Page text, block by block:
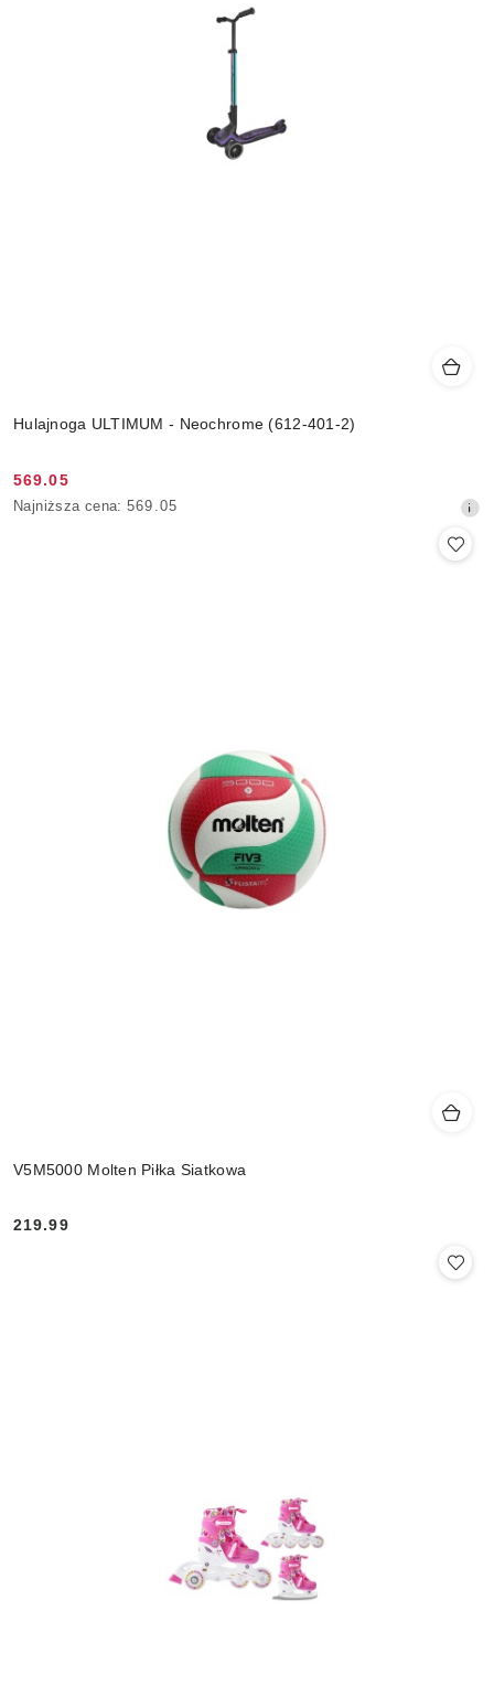
Hulajnoga ULTIMUM - Neochrome (612-401-2)
Cena
promocyjna:
569.05
Najniższa
Najniższa cena: 569.05
V5M5000 Molten Piłka Siatkowa
Cena:
219.99